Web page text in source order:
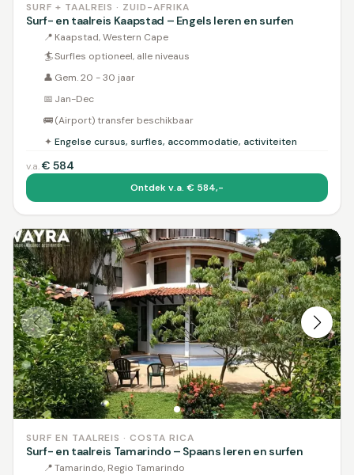
SURF + TAALREIS · ZUID-AFRIKA
Surf- en taalreis Kaapstad – Engels leren en surfen
📍 Kaapstad, Western Cape
🏄Surfles optioneel, alle niveaus
👤 Gem. 20 - 30 jaar
📅 Jan-Dec
🚌(Airport) transfer beschikbaar
✦ Engelse cursus, surfles, accommodatie, activiteiten
v.a.€ 584
Ontdek v.a. € 584,-
SURF EN TAALREIS · COSTA RICA
Surf- en taalreis Tamarindo – Spaans leren en surfen
📍Tamarindo, Regio Tamarindo